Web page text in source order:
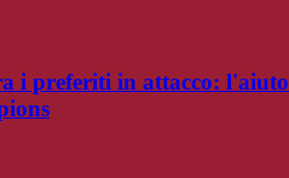
i preferiti in attacco: l'aiuto